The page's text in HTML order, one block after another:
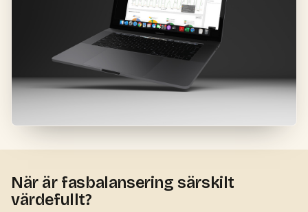
När är fasbalansering särskilt
värdefullt?